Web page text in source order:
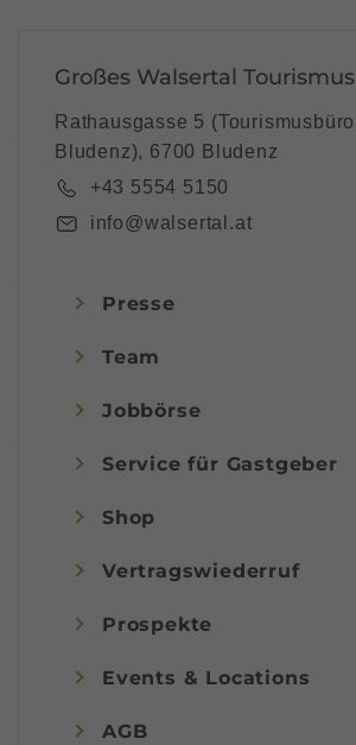
Großes Walsertal Tourismus
Rathausgasse 5 (Tourismusbüro
Bludenz), 6700 Bludenz
+43 5554 5150
info@walsertal.at
Presse
Team
Jobbörse
Service für Gastgeber
Shop
Vertragswiederruf
Prospekte
Events & Locations
AGB